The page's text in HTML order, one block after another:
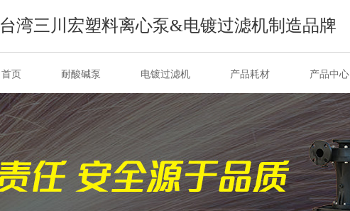
台湾三川宏塑料离心泵&电镀过滤机制造品牌
首页 耐酸碱泵 电镀过滤机 产品耗材 产品中心